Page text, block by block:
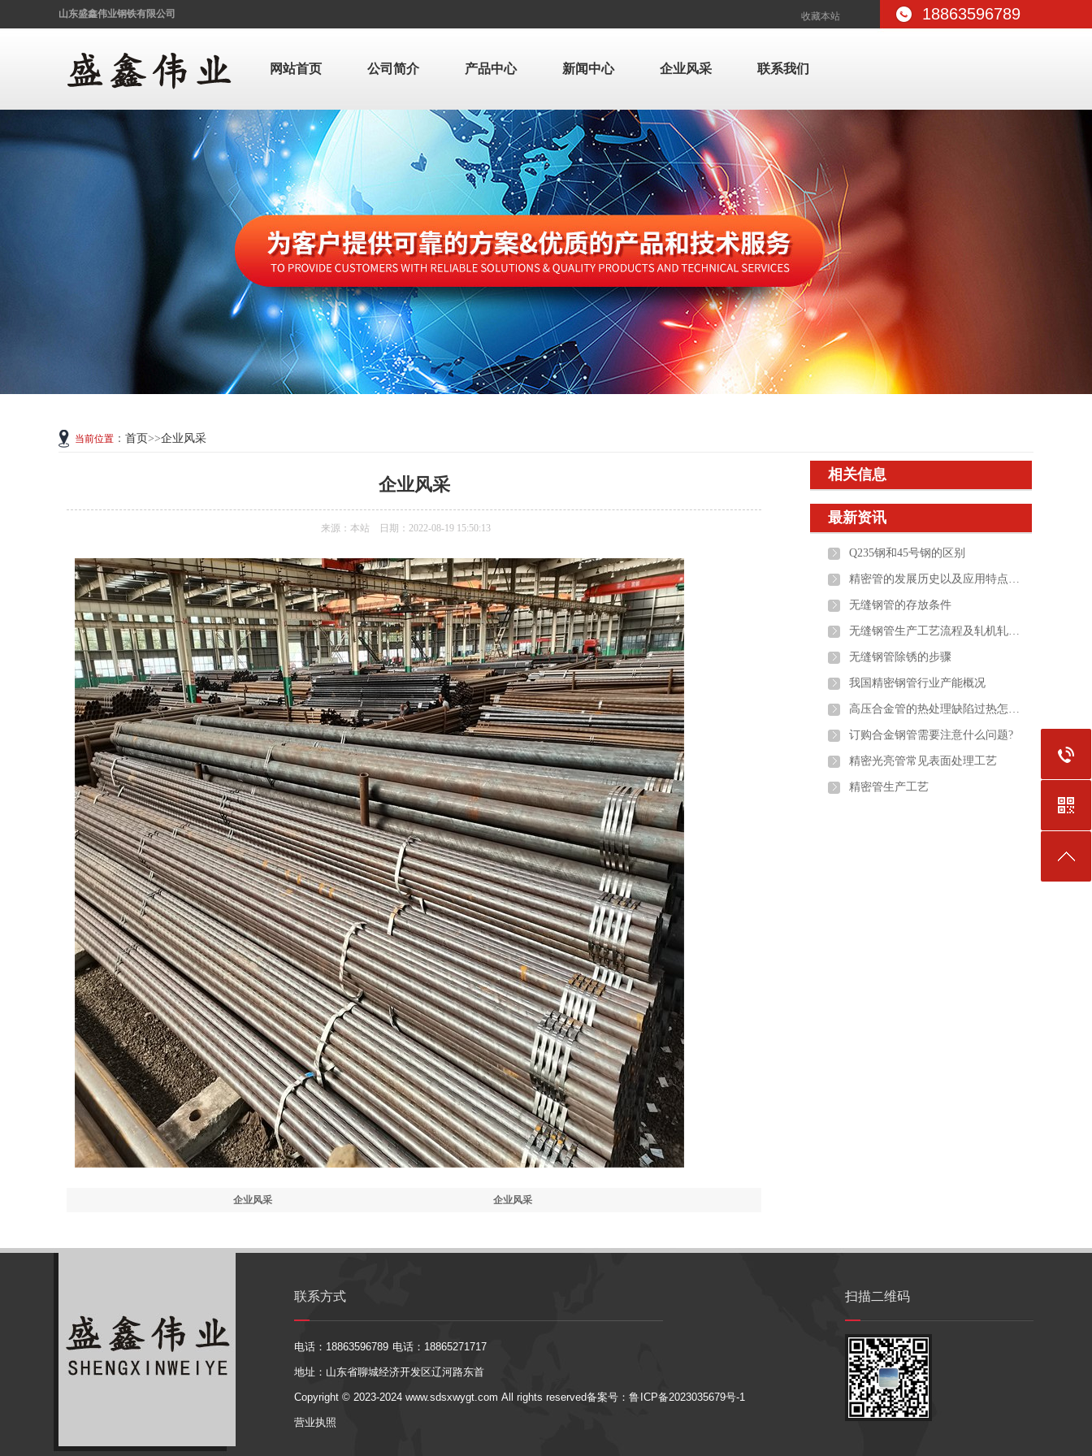
收藏本站 18863596789
山东盛鑫伟业钢铁有限公司
网站首页 公司简介 产品中心 新闻中心 企业风采 联系我们
当前位置 ： 首页>>企业风采
企业风采
来源：本站 日期：2022-08-19 15:50:13
企业风采
企业风采
相关信息
最新资讯
Q235钢和45号钢的区别
精密管的发展历史以及应用特点介绍
无缝钢管的存放条件
无缝钢管生产工艺流程及轧机轧辊的选用
无缝钢管除锈的步骤
我国精密钢管行业产能概况
高压合金管的热处理缺陷过热怎么办？
订购合金钢管需要注意什么问题?
精密光亮管常见表面处理工艺
精密管生产工艺
联系方式
电话：18863596789 电话：18865271717
地址：山东省聊城经济开发区辽河路东首
Copyright © 2023-2024www.sdsxwygt.com All rights reserved备案号：鲁ICP备2023035679号-1
营业执照
扫描二维码